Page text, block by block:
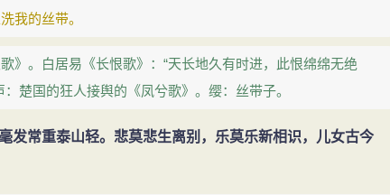
我的丝带。
》。白居易《长恨歌》：“天长地久有时进，此恨绵绵无绝
楚国的狂人接舆的《凤兮歌》。缨：丝带子。
发常重泰山轻。悲莫悲生离别，乐莫乐新相识，儿女古今